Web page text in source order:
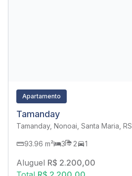
Apartamento
Tamanday
Tamanday, Nonoai, Santa Maria, RS
93.96 m² 3 2 1
Aluguel R$ 2.200,00